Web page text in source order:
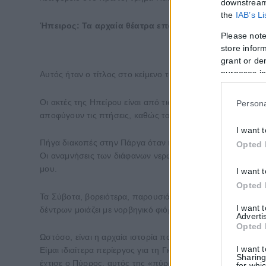
the IAB’s
Please
store
grant or
purposes
I want
Opted
I want
Opted
I want
Opted
I want
Ήπειρος: Τα αρχαία θέατρα επανέρχονται στην πράξη
Αυτός ήταν ο τίτλος στο κείμενο του Τζον Μαλαθρώνας
Οι ακτές της Ηπείρου είναι από τις ωραιότερες στην
αποφύγουν τις πτήσεις, καθώς το φερι μποτ από την
Πήγα διακοπές στην Πάργα όταν ήμουν 12 ετών και από
Οι αναμνήσεις των διάφανων νερών της, που
μου.
Τα Σύβοτα, βορειότερα, παρουσιάζουν ένα αταίριαστο
δέντρων μοιάζει με νορβηγικό φιόρδ. Από καιρό
Ωστόσο, είναι η αρχαία ιστορία που με αιχμαλωτίζει
Είμαι ιδιαίτερα περίεργος για τη Γκίτανα, με τα
έχτισε ο Πύρρος, αυτός της «πύρρειας» νίκης που